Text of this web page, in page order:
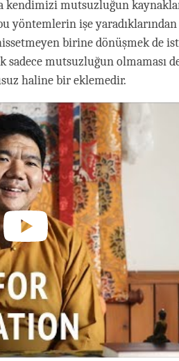
kendimizi mutsuzluğun
yöntemlerin işe
birine dönüşmek de
mutsuzluğun olmaması
haline bir eklemedir.